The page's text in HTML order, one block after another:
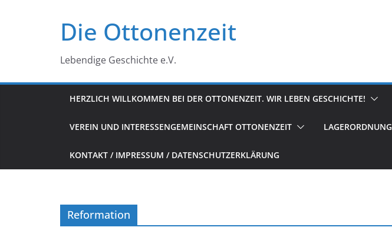
Die Ottonenzeit
Lebendige Geschichte e.V.
HERZLICH WILLKOMMEN BEI DER OTTONENZEIT. WIR LEBEN GESCHICHTE!
VEREIN UND INTERESSENGEMEINSCHAFT OTTONENZEIT LAGERORDNUNG
KONTAKT / IMPRESSUM / DATENSCHUTZERKLÄRUNG
Reformation